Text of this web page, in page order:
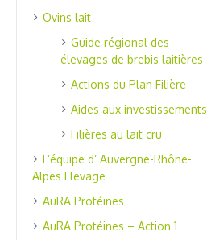
Ovins lait
Guide régional des
élevages de brebis laitières
Actions du Plan Filière
Aides aux investissements
Filières au lait cru
L’équipe d’ Auvergne-Rhône-
Alpes Elevage
AuRA Protéines
AuRA Protéines – Action 1